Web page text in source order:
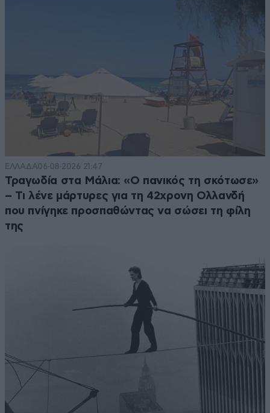
ΕΛΛΑΔΑ06·08·2026 21:47
Τραγωδία στα Μάλια: «Ο πανικός τη σκότωσε»
– Τι λένε μάρτυρες για τη 42χρονη Ολλανδή
που πνίγηκε προσπαθώντας να σώσει τη φίλη
της